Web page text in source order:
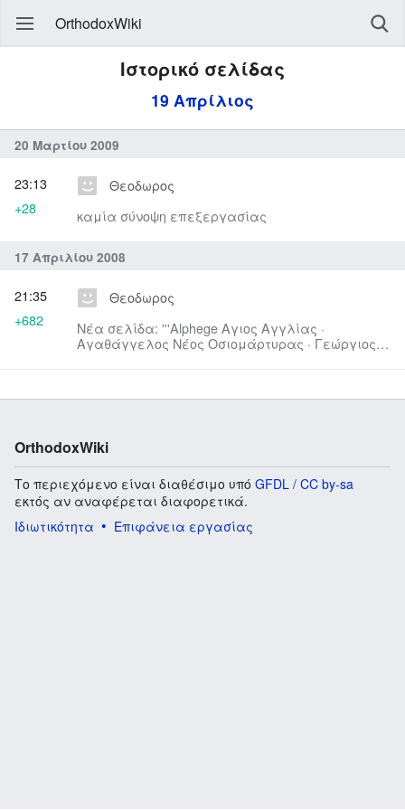
OrthodoxWiki
Ιστορικό σελίδας
19 Απρίλιος
20 Μαρτίου 2009
Θεοδωρος
καμία σύνοψη επεξεργασίας
23:13
+28
17 Απριλίου 2008
Θεοδωρος
Νέα σελίδα: '''Alphege Αγιος Αγγλίας ·
Αγαθάγγελος Νέος Οσιομάρτυρας · Γεώργιος ο
21:35
+682
OrthodoxWiki
Το περιεχόμενο είναι διαθέσιμο υπό GFDL / CC by-sa
εκτός αν αναφέρεται διαφορετικά.
Ιδιωτικότητα
Επιφάνεια εργασίας